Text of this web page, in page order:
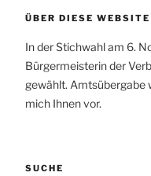
ÜBER DIESE WEBSITE
In der Stichwahl am 6.
Bürgermeisterin der
gewählt. Amtsübergabe
mich Ihnen vor.
SUCHE